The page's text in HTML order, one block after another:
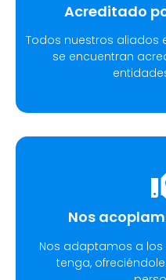
Acreditado
Todos nuestros aliados
se encuentran
Nos
Nos adaptamos a
tenga,